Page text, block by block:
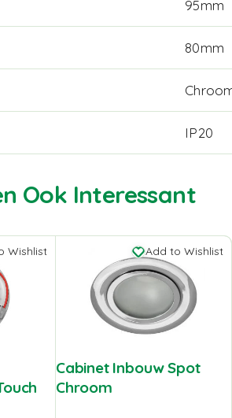
95mm
80mm
IP20
Ook Interessant
Wishlist Add to Wishlist
Cabinet Inbouw Spot
Chroom